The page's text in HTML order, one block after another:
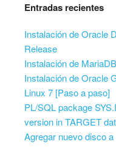
Entradas recientes
Instalación de Oracle
Release
Instalación de
Instalación de Oracle
Linux 7 [Paso a paso]
PL/SQL package
version in TARGET
Agregar nuevo disco